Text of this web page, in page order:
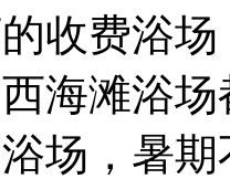
收费浴
海滩浴
场，暑